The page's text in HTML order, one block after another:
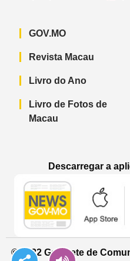
GOV.MO
Revista Macau
Livro do Ano
Livro de Fotos de
Macau
Descarregar a
© 2022 Gabinete de